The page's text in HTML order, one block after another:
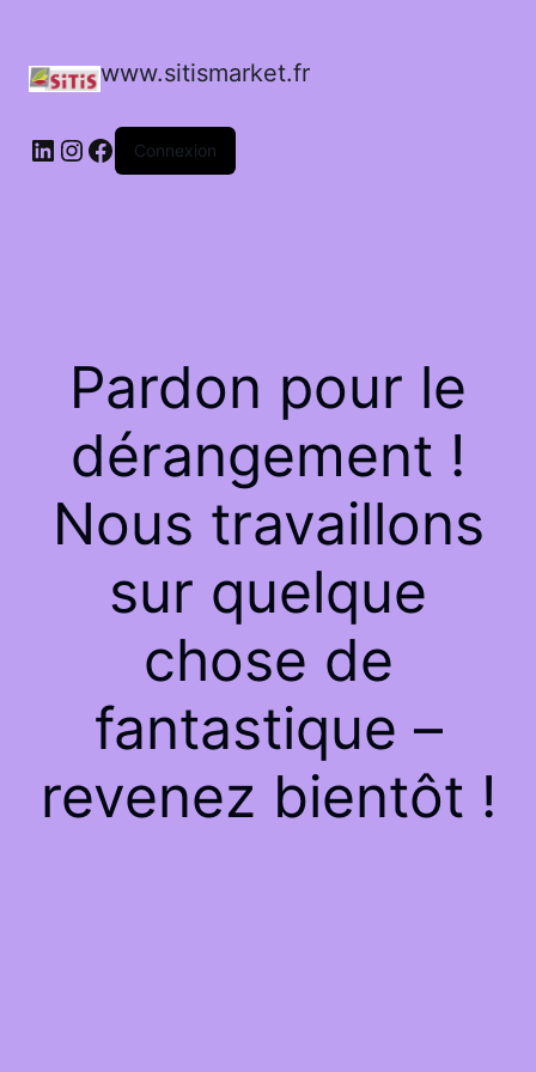
www.sitismarket.fr
LinkedIn
Instagram
Facebook
Connexion
Pardon pour le
dérangement !
Nous travaillons
sur quelque
chose de
fantastique –
revenez bientôt !